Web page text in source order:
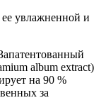
увлажненной и
album extract)
на 90 %
за